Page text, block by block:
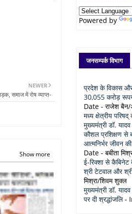
NEWER
समाज में रोष व्याप्त-
Show more
Powered by
जनसम्पर्क विभाग
प्रदेश के विकास
30,055 करोड़
Date - राजेश
मध्य क्षेत्रीय
मुख्यमंत्री डॉ. यादव
कौशल प्रशिक्षण से
आत्मनिर्भर जीवन
Date - बबीता
ई-रिक्शा से कैबिनेट
श्री टेटवाल और
मिश्रा/शिवम शुक्ल
मुख्यमंत्री डॉ. यादव
पर दी श्रद्धांजलि-